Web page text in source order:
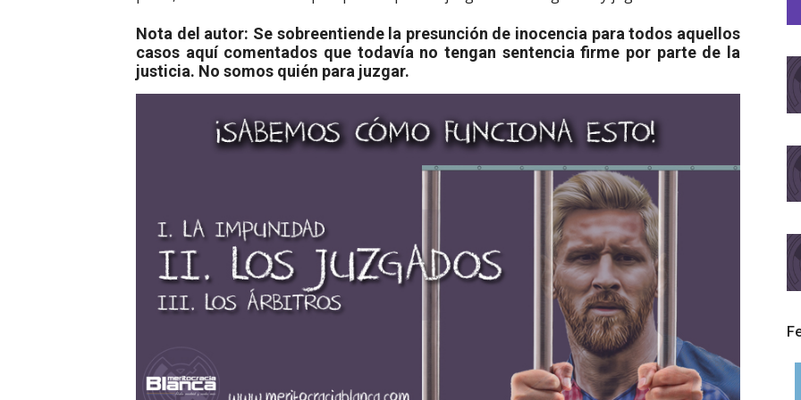
Nota del autor: Se sobreentiende la presunción de inocencia para todos aquellos
casos aquí comentados que todavía no tengan sentencia firme por parte de la
justicia. No somos quién para juzgar.